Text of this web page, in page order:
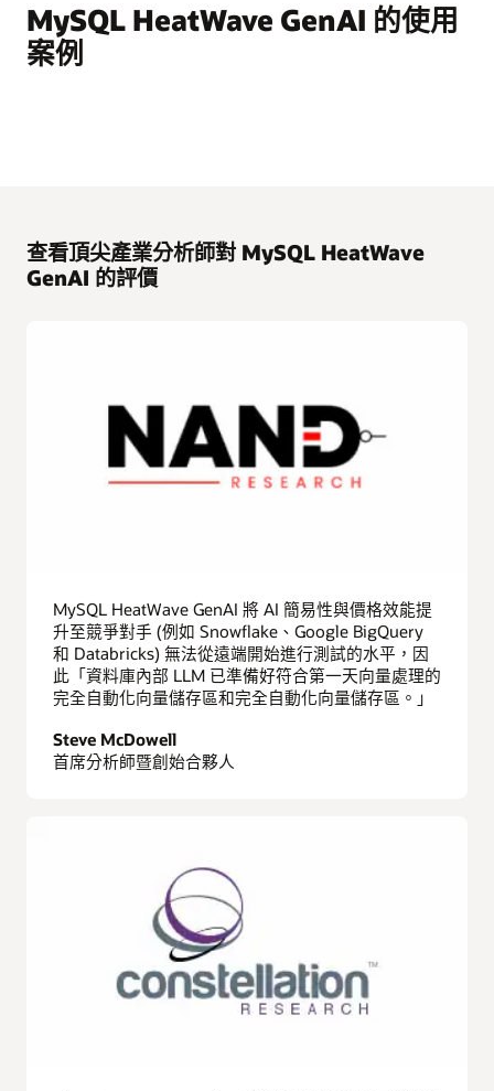
MySQL HeatWave GenAI 的使用
案例
查看頂尖產業分析師對 MySQL HeatWave
GenAI 的評價
MySQL HeatWave GenAI 將 AI 簡易性與價格效能提
升至競爭對手 (例如 Snowflake、Google BigQuery
和 Databricks) 無法從遠端開始進行測試的水平，因
此「資料庫內部 LLM 已準備好符合第一天向量處理的
完全自動化向量儲存區和完全自動化向量儲存區。」
Steve McDowell
首席分析師暨創始合夥人